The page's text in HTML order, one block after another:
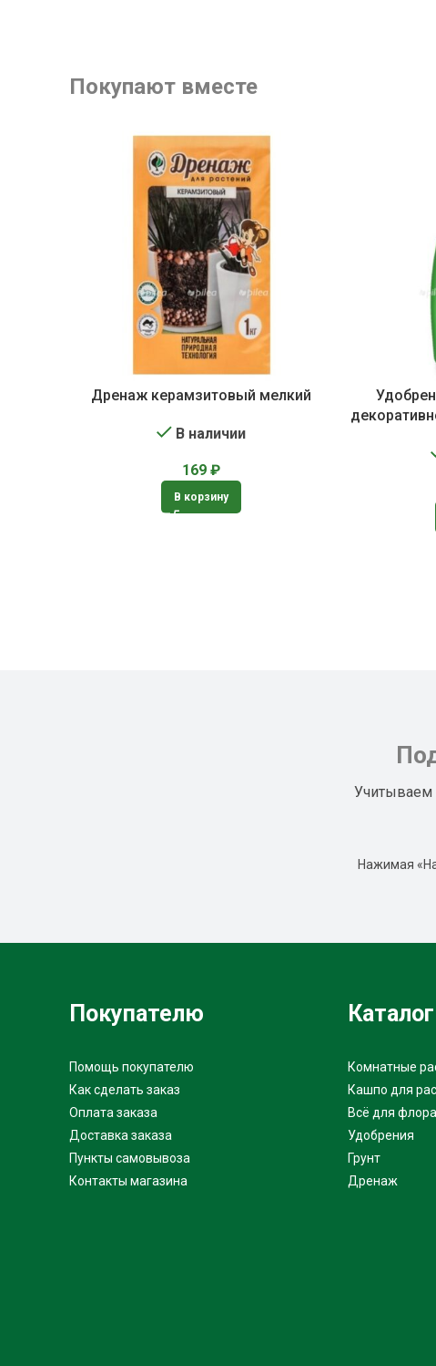
Покупают вместе
Дренаж керамзитовый мелкий
В наличии
169₽
В корзину
Учитываем
Нажимая
Покупателю
Помощь покупателю
Как сделать заказ
Оплата заказа
Доставка заказа
Пункты самовывоза
Контакты магазина
Каталог
Комнатные
Кашпо для
Всё для
Удобрения
Грунт
Дренаж